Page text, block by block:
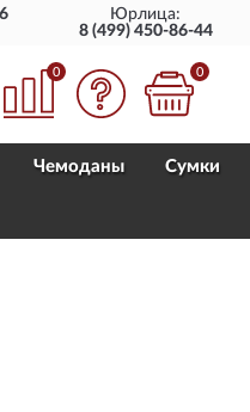
ПО ВСЕЙ РОССИИ
Юрлица:
8 (499) 450-86-44
0 0
Чемоданы Сумки